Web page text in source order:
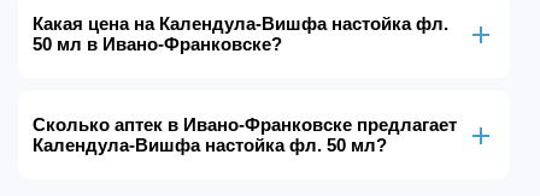
Какая цена на Календула-Вишфа настойка фл.
50 мл в Ивано-Франковске?
Сколько аптек в Ивано-Франковске предлагает
Календула-Вишфа настойка фл. 50 мл?